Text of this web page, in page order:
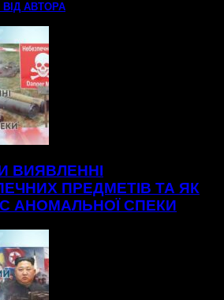
ВІД АВТОРА
ВИЯВЛЕННІ
ПРЕДМЕТІВ ТА ЯК
АНОМАЛЬНОЇ СПЕКИ